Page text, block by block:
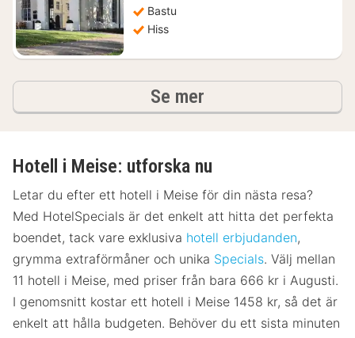
Bastu
Hiss
Se mer
Hotell i Meise: utforska nu
Letar du efter ett hotell i Meise för din nästa resa?
Med HotelSpecials är det enkelt att hitta det perfekta
boendet, tack vare exklusiva hotell erbjudanden,
grymma extraförmåner och unika Specials. Välj mellan
11 hotell i Meise, med priser från bara 666 kr i Augusti.
I genomsnitt kostar ett hotell i Meise 1458 kr, så det är
enkelt att hålla budgeten. Behöver du ett sista minuten